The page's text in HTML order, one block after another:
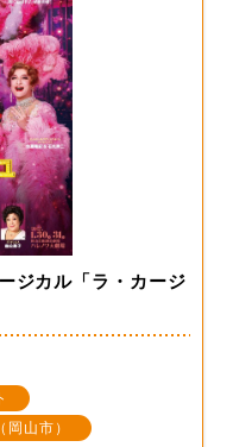
ジカル「ラ・カージ
岡山市）